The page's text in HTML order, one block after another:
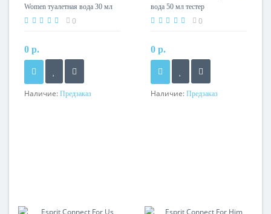
Women туалетная вода 30 мл
0
0 р.
Наличие: Предзаказ
вода 50 мл тестер
0
0 р.
Наличие: Предзаказ